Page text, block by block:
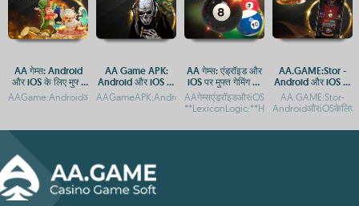
AA गेम्स: Android
और iOS के लिए मुफ्त
गेमिंग ऐप
AA Game APK:
Android और iOS पर
डाउनलोड करें
AA गेम्स: एंड्रॉइड और
iOS पर मुफ्त गेमिंग का
आनंद
AAगेम्सएंड्रॉइडऔरiOSपरमुफ्तमेंडाउनलोडकरें-
AA.GAME:Stor -
Android और iOS पर
मुफ्त में डाउनलोड करें
AA.GAME:Stor-